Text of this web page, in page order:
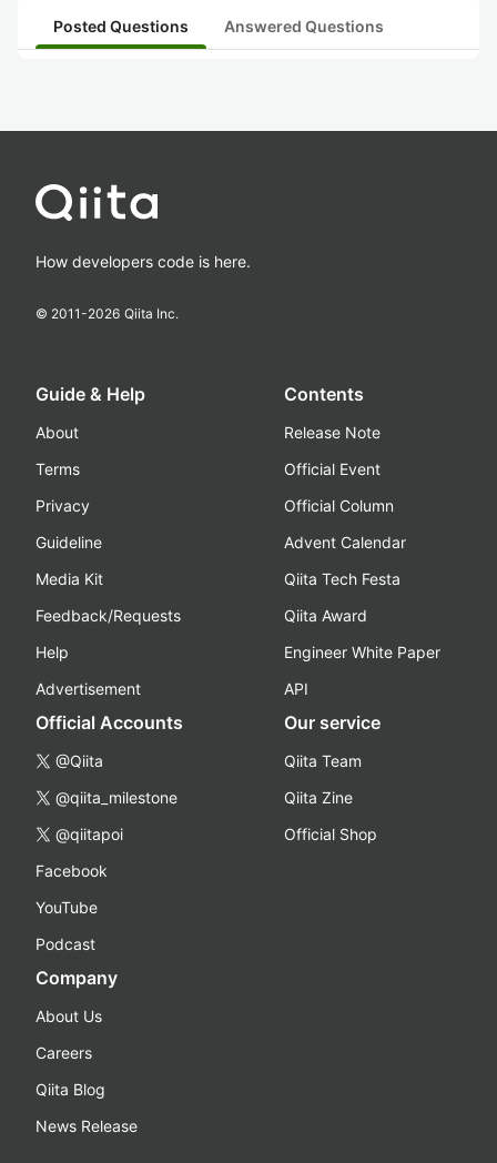
Posted Questions Answered Questions
How developers code is here.
© 2011-2026 Qiita Inc.
Guide & Help
About
Terms
Privacy
Guideline
Media Kit
Feedback/Requests
Help
Advertisement
Contents
Release Note
Official Event
Official Column
Advent Calendar
Qiita Tech Festa
Qiita Award
Engineer White Paper
API
Official Accounts
@Qiita
@qiita_milestone
@qiitapoi
Facebook
YouTube
Podcast
Our service
Qiita Team
Qiita Zine
Official Shop
Company
About Us
Careers
Qiita Blog
News Release